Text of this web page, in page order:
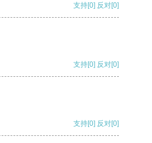
支持[0] 反对[0]
支持[0] 反对[0]
支持[0] 反对[0]